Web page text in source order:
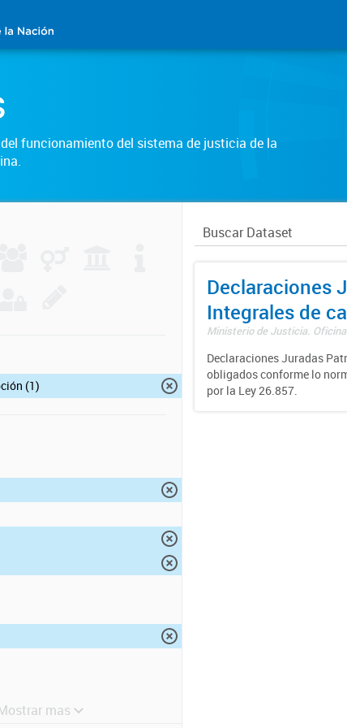
funcionamiento del sistema de justicia de la
(1)
mas
Declaraciones
Integrales de
Ministerio de Justicia.
Declaraciones Juradas
obligados conforme lo
por la Ley 26.857.